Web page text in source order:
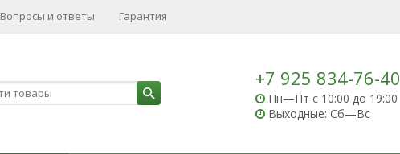
Вопросы и ответы Гарантия
+7 925 834-76-40
Пн—Пт с 10:00 до 19:00
Выходные: Сб—Вс